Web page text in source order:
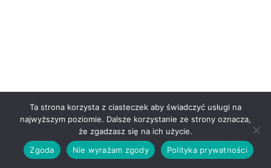
Ta strona korzysta z ciasteczek aby świadczyć usługi na
najwyższym poziomie. Dalsze korzystanie ze strony oznacza,
że zgadzasz się na ich użycie.
Zgoda
Nie wyrażam zgody Polityka prywatności